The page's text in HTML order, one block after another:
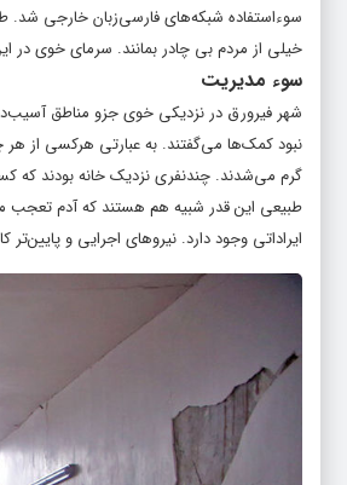
سوءاستفاده‌ شبکه‌های فارسی‌زبان خارجی
خیلی از مردم بی چادر بمانند. سرمای خوی در
سوء مدیریت
شهر فیرورق در نزدیکی خوی جزو مناطق
نبود کمک‌ها می‌گفتند. به عبارتی هرکسی از
گرم می‌شدند. چندنفری نزدیک خانه بودند
طبیعی این قدر شبیه هم هستند که آدم تعجب
ایراداتی وجود دارد. نیروهای اجرایی و